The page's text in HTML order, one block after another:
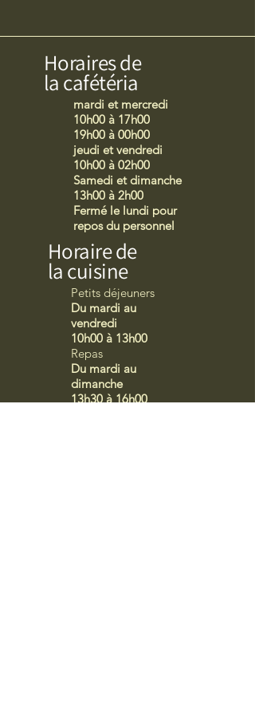
Horaires de
la cafétéria
mardi et mercredi
10h00 à 17h00
19h00 à 00h00
jeudi et vendredi
10h00 à 02h00
Samedi et dimanche
13h00 à 2h00
Fermé le lundi pour
repos du personnel
Horaire de
la cuisine
Petits déjeuners
Du mardi au
vendredi
10h00 à 13h00
Repas
Du mardi au
dimanche
13h30 à 16h00